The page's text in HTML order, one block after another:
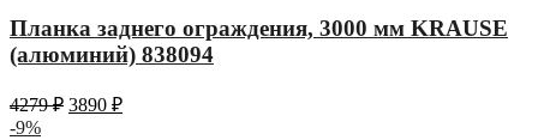
Планка заднего ограждения, 3000 мм KRAUSE
(алюминий) 838094
4279₽ 3890 ₽
-9%